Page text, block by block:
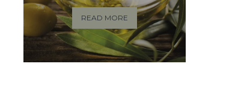
READ MORE